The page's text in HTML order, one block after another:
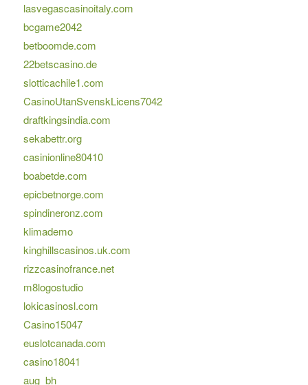
lasvegascasinoitaly.com
bcgame2042
betboomde.com
22betscasino.de
slotticachile1.com
CasinoUtanSvenskLicens7042
draftkingsindia.com
sekabettr.org
casinionline80410
boabetde.com
epicbetnorge.com
spindineronz.com
klimademo
kinghillscasinos.uk.com
rizzcasinofrance.net
m8logostudio
lokicasinosl.com
Casino15047
euslotcanada.com
casino18041
aug_bh